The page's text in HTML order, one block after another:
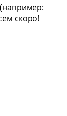
скоро!